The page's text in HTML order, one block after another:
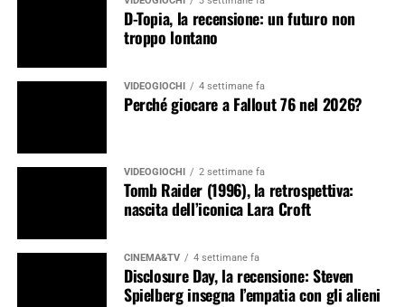
D-Topia, la recensione: un futuro non
troppo lontano
VIDEOGIOCHI 4 settimane fa
Perché giocare a Fallout 76 nel 2026?
VIDEOGIOCHI 2 settimane fa
Tomb Raider (1996), la retrospettiva:
nascita dell’iconica Lara Croft
CINEMA&TV 4 settimane fa
Disclosure Day, la recensione: Steven
Spielberg insegna l’empatia con gli alieni